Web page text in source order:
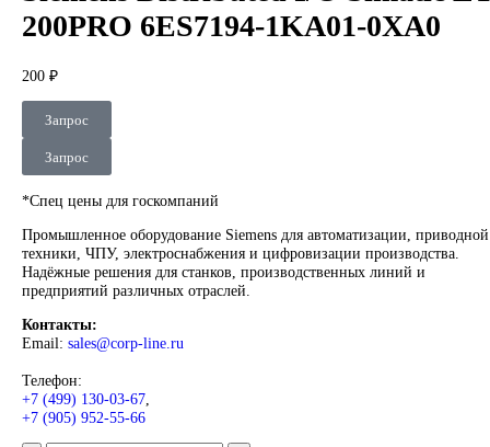
Главная
О Комании
Контакты
+7 (499) 130-03-67
sales@corp-line.ru
Нажмите, чтобы увеличить
ГлавнаяSIEMENSSimatic HMIComfort PanelsSiemens
Simatic ET 200PRO 6ES7194-1KA01-0XA0
Siemens Distributed I/O
200PRO 6ES7194-1KA01-
200₽